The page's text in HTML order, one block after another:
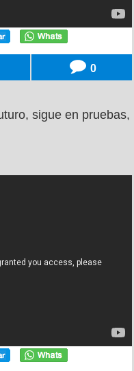
0
sigue en pruebas,